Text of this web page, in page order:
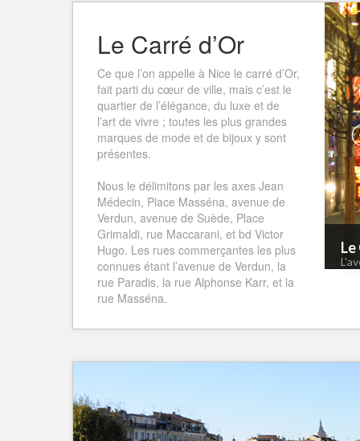
Le Carré d’Or
Ce que l’on appelle à Nice le carré d’Or,
fait parti du cœur de ville, mais c’est le
quartier de l’élégance, du luxe et de
l’art de vivre ; toutes les plus grandes
marques de mode et de bijoux y sont
présentes.
Nous le délimitons par les axes Jean
Médecin, Place Masséna, avenue de
Verdun, avenue de Suède, Place
Grimaldi, rue Maccarani, et bd Victor
Hugo. Les rues commerçantes les plus
connues étant l’avenue de Verdun, la
rue Paradis, la rue Alphonse Karr, et la
rue Masséna.
Le